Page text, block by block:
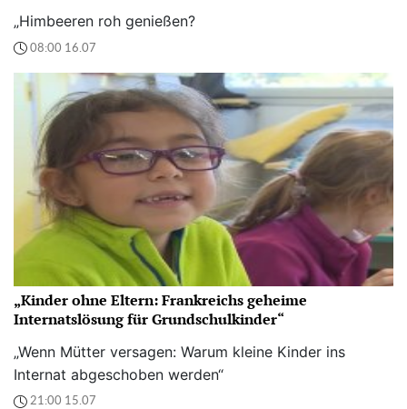
„Himbeeren roh genießen?
08:00 16.07
„Kinder ohne Eltern: Frankreichs geheime
Internatslösung für Grundschulkinder“
„Wenn Mütter versagen: Warum kleine Kinder ins
Internat abgeschoben werden“
21:00 15.07